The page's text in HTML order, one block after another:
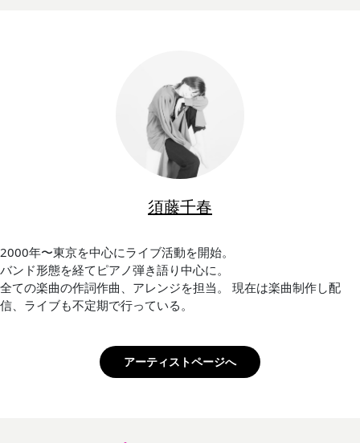
須藤千春
2000年〜東京を中心にライブ活動を開始。
バンド形態を経てピアノ弾き語り中心に。
全ての楽曲の作詞作曲、アレンジを担当。 現在は楽曲制作し配
信、ライブも不定期で行っている。
アーティストページへ